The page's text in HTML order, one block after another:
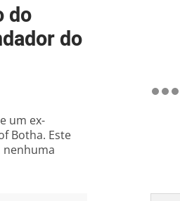
do
do
um ex-
Botha. Este
nenhuma